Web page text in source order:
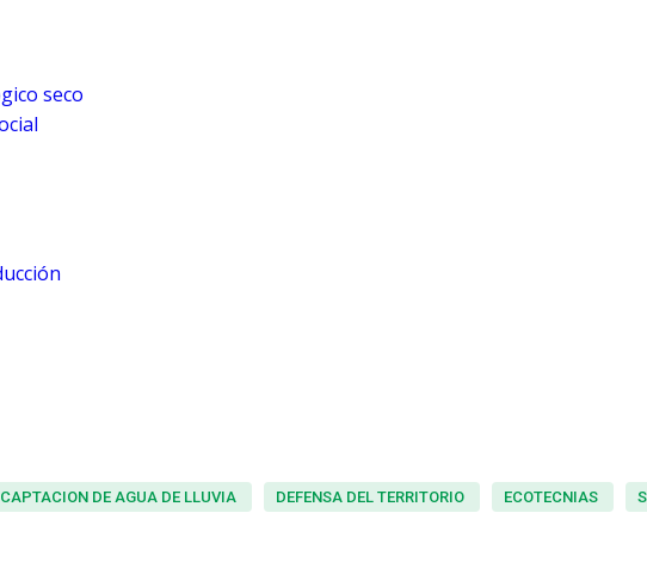
seco
DE AGUA DE LLUVIA DEFENSA DEL TERRITORIO ECOTECNIAS